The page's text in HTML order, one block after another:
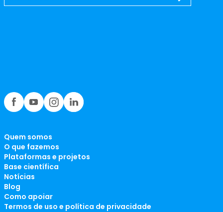
Quem somos
O que fazemos
Plataformas e projetos
Base científica
Notícias
Blog
Como apoiar
Termos de uso e política de privacidade